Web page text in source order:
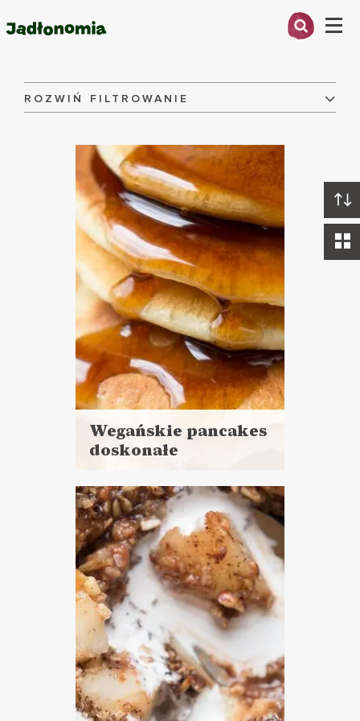
Menu
O MNIE
ARTYKUŁY
KSIĄŻKI
KONTAKT
ROZWIŃ FILTROWANIE
Składniki:
WYCZYŚĆ
Wegańskie pancakes
doskonałe
więcej
Czas przygotowania:
do 30 minut
CIASTA I DESERY
ŚNIADANIA
WALENTYNKI ?